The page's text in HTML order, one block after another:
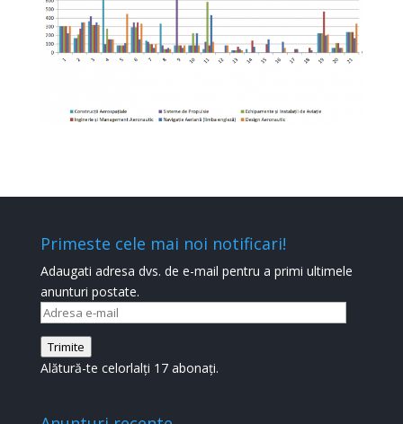
Primeste cele mai noi notificari!
Adaugati adresa dvs. de e-mail pentru a primi ultimele
anunturi postate.
Adresa
mail
Trimite
Alătură-te celorlalți 17 abonați.